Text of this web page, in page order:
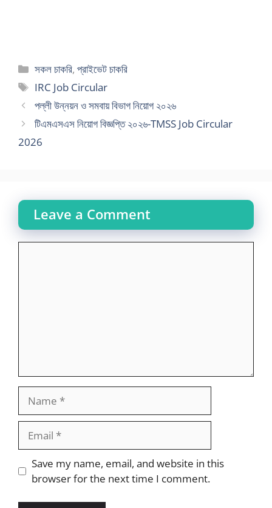
Categories
সকল চাকরি,প্রাইভেট চাকরি
Tags
IRC Job Circular
পল্লী উন্নয়ন ও সমবায় বিভাগ নিয়োগ ২০২৬
টিএমএসএস নিয়োগ বিজ্ঞপ্তি ২০২৬-TMSS Job Circular
2026
Leave a Comment
Website
Save my name, email, and website in this
browser for the next time I comment.